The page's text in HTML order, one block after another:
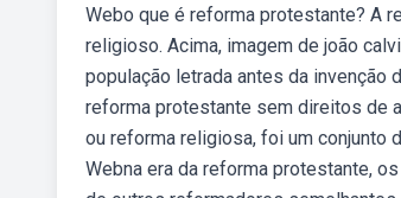
Webo que é reforma protestante? A
religioso. Acima, imagem de joão
população letrada antes da invenção
reforma protestante sem direitos de
ou reforma religiosa, foi um conjunto
Webna era da reforma protestante,